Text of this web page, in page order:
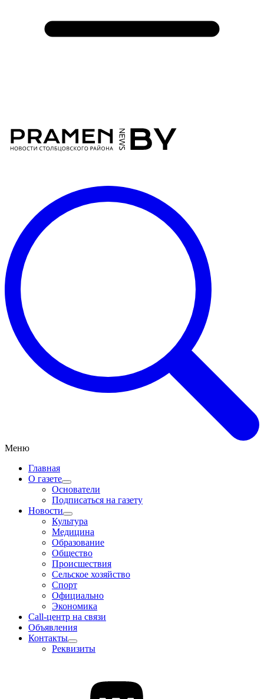
Меню
Главная
О газете
Основатели
Подписаться на газету
Новости
Культура
Медицина
Образование
Общество
Происшествия
Сельское хозяйство
Спорт
Официально
Экономика
Call-центр на связи
Объявления
Контакты
Реквизиты